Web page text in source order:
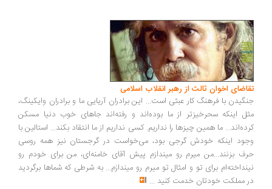
اخوان ثالث از رهبر انقلاب اسلامی
با فرهنگ کار عبثی است... این برادران آریایی ما و برادران وایکینگ،
اینکه سحرخیزتر از ما بوده‌اند و رفته‌اند جاهای خوب دنیا مسکن
ما همین چیزها را نداریم. کسی نداریم از ما انتقاد بکند... استالین با
اینکه خودش گرجی بود، می‌خواست در گرجستان نیز همه روسی
بزنند...من میرم رو میندازم پیش آقای خامنه‌ای، من برای خودم رو
برای تو و امثال تو میرم رو میندازم... به شرطی که شماها برگردید
مملکت خودتان خدمت کنید...